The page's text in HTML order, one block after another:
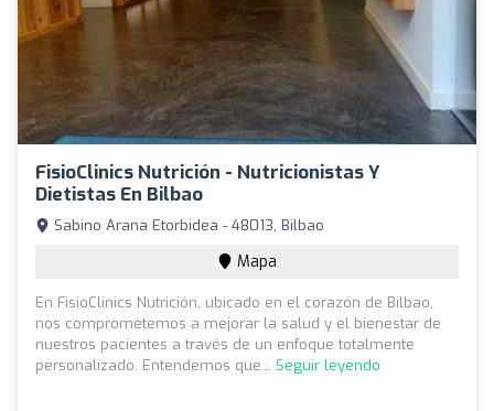
FisioClinics Nutrición - Nutricionistas Y
Dietistas En Bilbao
Sabino Arana Etorbidea - 48013, Bilbao
Mapa
En FisioClinics Nutrición, ubicado en el corazón de Bilbao,
nos comprometemos a mejorar la salud y el bienestar de
nuestros pacientes a través de un enfoque totalmente
personalizado. Entendemos que... Seguir leyendo